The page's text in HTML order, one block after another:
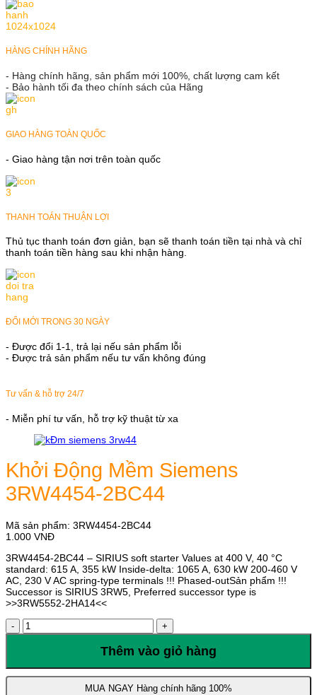
HÀNG CHÍNH HÃNG
- Hàng chính hãng, sản phẩm mới 100%, chất lượng cam kết
- Bảo hành tối đa theo chính sách của Hãng
GIAO HÀNG TOÀN QUỐC
- Giao hàng tận nơi trên toàn quốc
THANH TOÁN THUẬN LỢI
Thủ tục thanh toán đơn giản, bạn sẽ thanh toán tiền tại nhà và chỉ
thanh toán tiền hàng sau khi nhận hàng.
ĐỔI MỚI TRONG 30 NGÀY
- Được đổi 1-1, trả lại nếu sản phẩm lỗi
- Được trả sản phẩm nếu tư vấn không đúng
Tư vấn & hỗ trợ 24/7
- Miễn phí tư vấn, hỗ trợ kỹ thuật từ xa
Khởi Động Mềm Siemens
3RW4454-2BC44
Mã sản phẩm: 3RW4454-2BC44
1.000 VNĐ
3RW4454-2BC44 – SIRIUS soft starter Values at 400 V, 40 °C
standard: 615 A, 355 kW Inside-delta: 1065 A, 630 kW 200-460 V
AC, 230 V AC spring-type terminals !!! Phased-outSản phẩm !!!
Successor is SIRIUS 3RW5, Preferred successor type is
>>3RW5552-2HA14<<
Khởi
Động
3RW4454-
2BC44
Thêm vào giỏ hàng
MUA NGAY Hàng chính hãng 100%